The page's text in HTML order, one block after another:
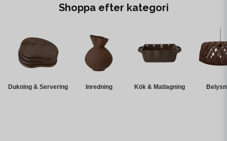
Shoppa efter kategori
Dukning & Servering Inredning Kök & Matlagning